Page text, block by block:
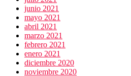
junio 2021
mayo 2021
abril 2021
marzo 2021
febrero 2021
enero 2021
diciembre 2020
noviembre 2020